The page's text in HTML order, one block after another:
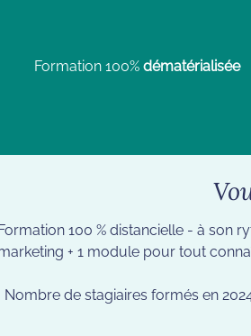
Formation 100% dématérialisée
100 % distancielle - à son
+ 1 module pour tout
Nombre de stagiaires formés en